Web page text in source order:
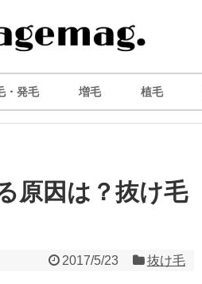
・発毛 増毛 植毛
原因は？抜け毛
2017/5/23 抜け毛